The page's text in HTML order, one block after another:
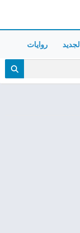
الجديد روايات